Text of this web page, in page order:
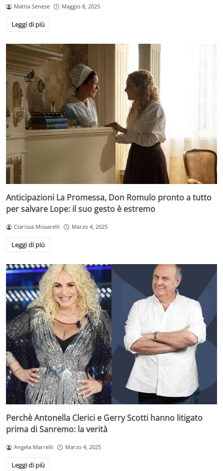
Mattia Senese Maggio 8, 2025
Leggi di più
Anticipazioni La Promessa, Don Romulo pronto a tutto
per salvare Lope: il suo gesto è estremo
Clarissa Missarelli Marzo 4, 2025
Leggi di più
Perchè Antonella Clerici e Gerry Scotti hanno litigato
prima di Sanremo: la verità
Angela Marrelli Marzo 4, 2025
Leggi di più